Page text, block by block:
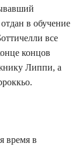
в обучение
все
концов
Липпи, а
время в